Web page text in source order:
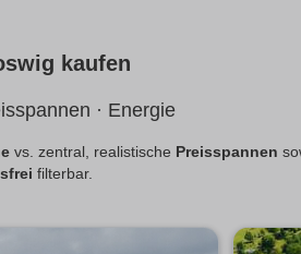
kaufen
· Energie
vs. zentral, realistische Preisspannen
filterbar.